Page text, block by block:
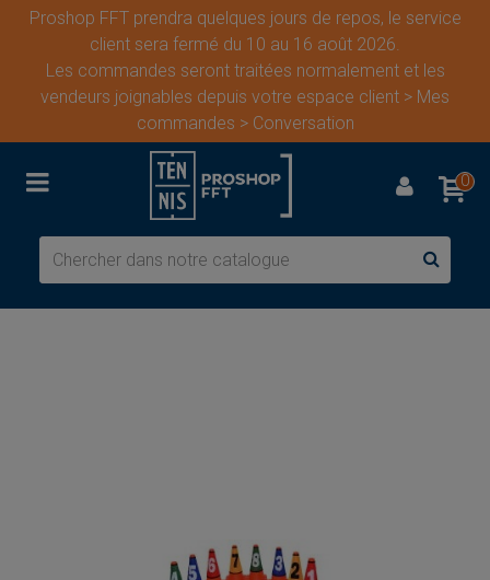
Proshop FFT prendra quelques jours de repos, le service
client sera fermé du 10 au 16 août 2026.
Les commandes seront traitées normalement et les
vendeurs joignables depuis votre espace client > Mes
commandes > Conversation
0